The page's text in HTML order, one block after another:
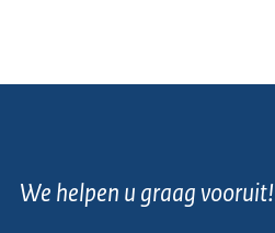
We helpen u graag vooruit!